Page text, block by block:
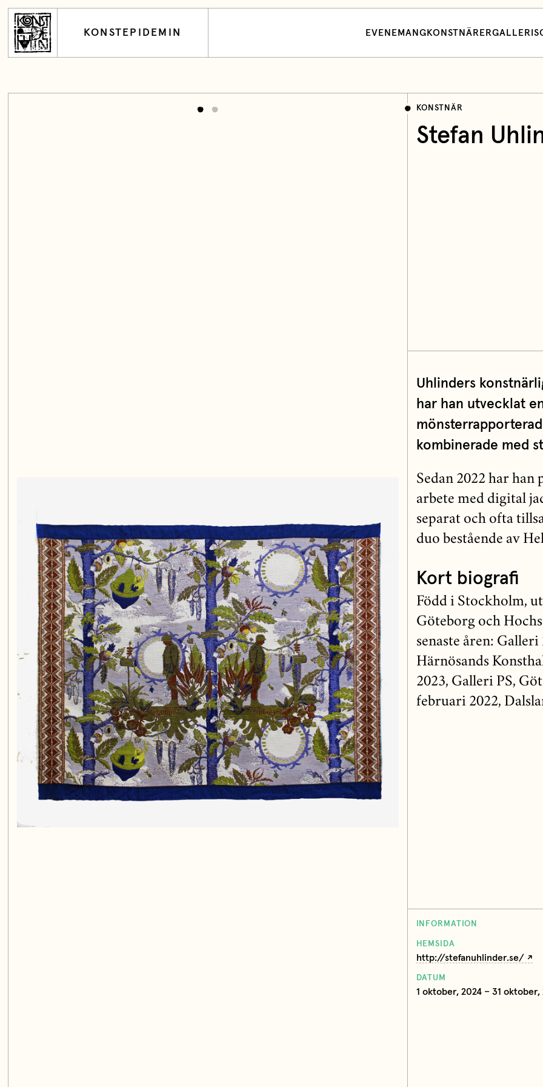
KONSTEPIDEMIN EVENEMANG KONSTNÄRERGALLERI
KONSTNÄR
Stefan
INFORMATION
HEMSIDA
http://stefanuhlinder.se/
DATUM
1 oktober, 2024 – 31 oktober,
Uhlinders
har han utvecklat
kombinerade med
Sedan 2022 har han
arbete med digital
separat och ofta
duo bestående av
Kort biografi
Född i Stockholm,
Göteborg och
senaste åren:
Härnösands
2023, Galleri PS,
februari 2022,